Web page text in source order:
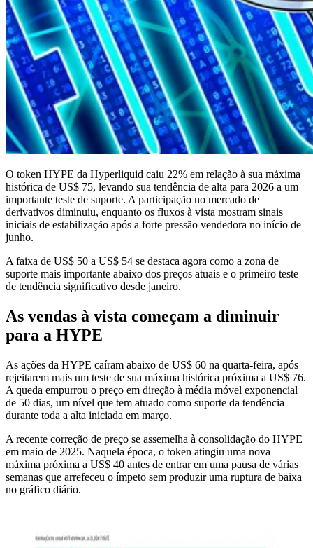
O token HYPE da Hyperliquid caiu 22% em relação à sua máxima
histórica de US$ 75, levando sua tendência de alta para 2026 a um
importante teste de suporte. A participação no mercado de
derivativos diminuiu, enquanto os fluxos à vista mostram sinais
iniciais de estabilização após a forte pressão vendedora no início de
junho.
A faixa de US$ 50 a US$ 54 se destaca agora como a zona de
suporte mais importante abaixo dos preços atuais e o primeiro teste
de tendência significativo desde janeiro.
As vendas à vista começam a diminuir
para a HYPE
As ações da HYPE caíram abaixo de US$ 60 na quarta-feira, após
rejeitarem mais um teste de sua máxima histórica próxima a US$ 76.
A queda empurrou o preço em direção à média móvel exponencial
de 50 dias, um nível que tem atuado como suporte da tendência
durante toda a alta iniciada em março.
A recente correção de preço se assemelha à consolidação do HYPE
em maio de 2025. Naquela época, o token atingiu uma nova
máxima próxima a US$ 40 antes de entrar em uma pausa de várias
semanas que arrefeceu o ímpeto sem produzir uma ruptura de baixa
no gráfico diário.